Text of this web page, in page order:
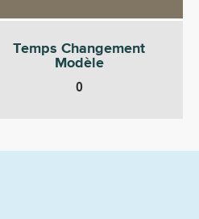
Temps Changement
Modèle
0